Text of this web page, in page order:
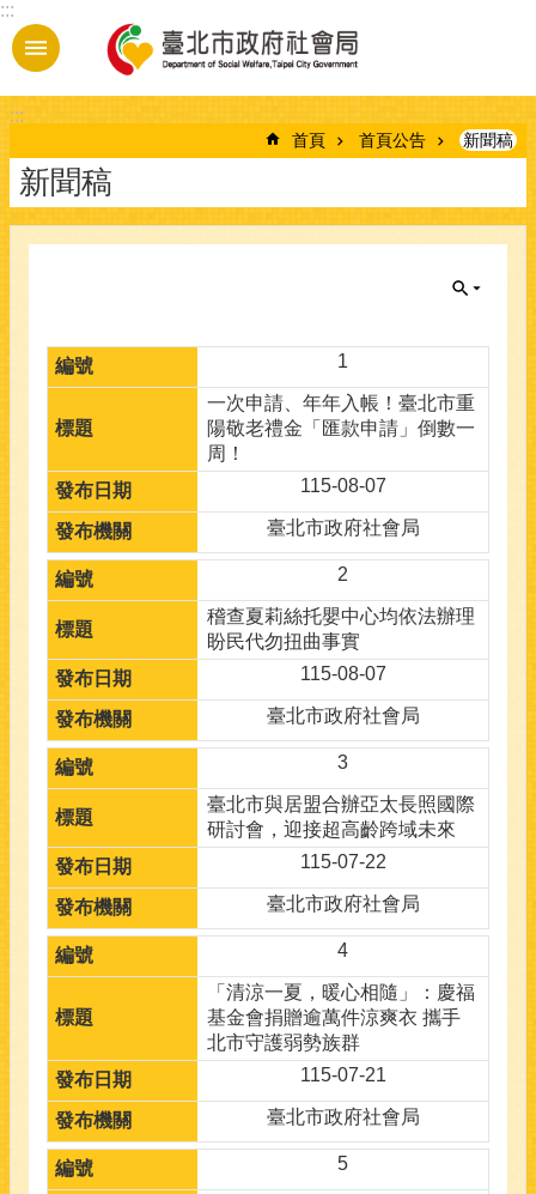
跳到主要內容區塊
:::
:::
首頁 首頁公告 新聞稿
新聞稿
1
一次申請、年年入帳！臺北市重
陽敬老禮金「匯款申請」倒數一
周！
115-08-07
臺北市政府社會局
2
稽查夏莉絲托嬰中心均依法辦理
盼民代勿扭曲事實
115-08-07
臺北市政府社會局
3
臺北市與居盟合辦亞太長照國際
研討會，迎接超高齡跨域未來
115-07-22
臺北市政府社會局
4
「清涼一夏，暖心相隨」：慶福
基金會捐贈逾萬件涼爽衣 攜手
北市守護弱勢族群
115-07-21
臺北市政府社會局
5